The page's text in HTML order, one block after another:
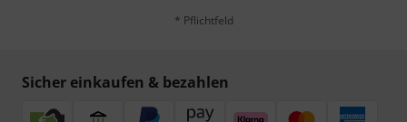
* Pflichtfeld
Sicher einkaufen & bezahlen